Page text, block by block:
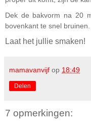
Dek de bakvorm na 20
bovenkant te snel bruinen.
Laat het jullie smaken!
mamavanvijf op 18:49
Delen
7 opmerkingen: